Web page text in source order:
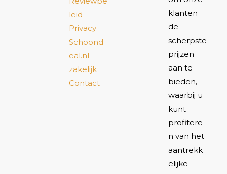
leid
Privacy
Schoond
eal.nl
zakelijk
Contact
klanten
de
scherpste
prijzen
aan te
bieden,
waarbij u
kunt
profitere
n van het
aantrekk
elijke